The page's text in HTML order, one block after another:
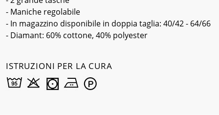
- Maniche regolabile
- In magazzino disponibile in doppia taglia: 40/42 - 64/66
- Diamant: 60% cottone, 40% polyester
ISTRUZIONI PER LA CURA